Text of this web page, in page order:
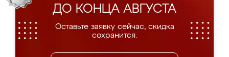
ДО КОНЦА АВГУСТА
Оставьте заявку сейчас, скидка
сохранится.